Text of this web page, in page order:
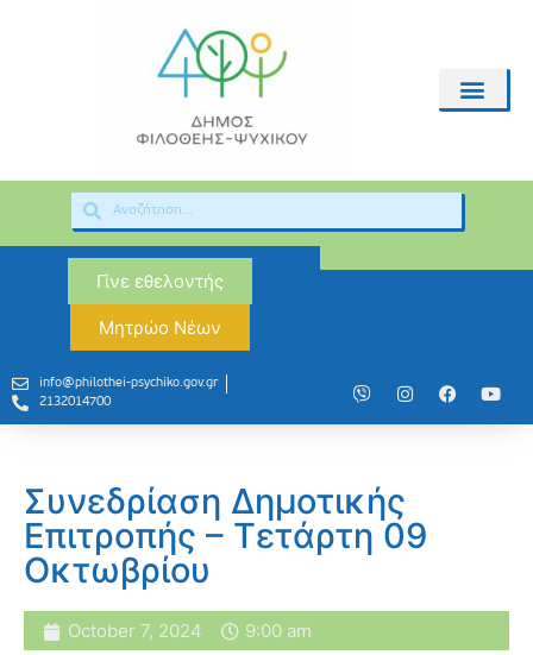
Γίνε εθελοντής
Μητρώο Νέων
info@philothei-psychiko.gov.gr
2132014700
Συνεδρίαση Δημοτικής
Επιτροπής – Τετάρτη 09
Οκτωβρίου
October 7, 2024 9:00 am